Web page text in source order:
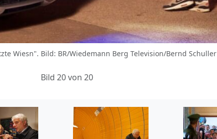
Wiesn". Bild: BR/Wiedemann Berg Television/Bernd Schuller
Bild 20 von 20